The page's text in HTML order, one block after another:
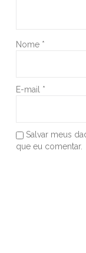
Nome *
E-mail *
Salvar meus
que eu comentar.